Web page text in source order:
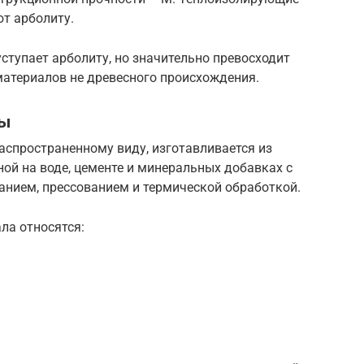
арболиту.
арболиту, но значительно превосходит
не древесного происхождения.
виду, изготавливается из
на воде, цементе и минеральных добавках с
прессованием и термической обработкой.
относятся: